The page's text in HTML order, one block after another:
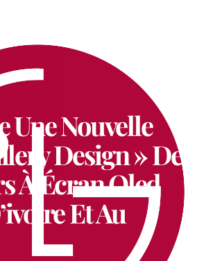
Une Nouvelle
Design » De
À Écran Oled
Et Au